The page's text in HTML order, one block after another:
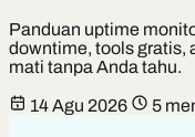
Panduan uptime
downtime, tools gratis,
mati tanpa Anda tahu.
14 Agu 2026 5